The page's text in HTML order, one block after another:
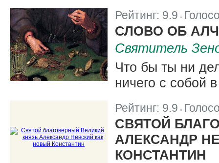
Рейтинг: 9.9
СЛОВО ОБ
Святитель
Что бы ты ни
ничего с собой
Рейтинг: 9.9
СВЯТОЙ
АЛЕКСАНДР
КОНСТАНТИН